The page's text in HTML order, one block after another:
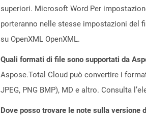
superiori. Microsoft Word Per
porteranno nelle stesse impostazioni del
su OpenXML OpenXML.
Quali formati di file sono supportati da
Aspose.Total Cloud può convertire i
JPEG, PNG BMP), MD e altro. Consulta
Dove posso trovare le note sulla versione